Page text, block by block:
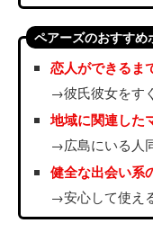
ペアーズのおすすめ
恋人ができるま
→彼氏彼女をす
地域に関連した
→広島にいる人
健全な出会い系
→安心して使え